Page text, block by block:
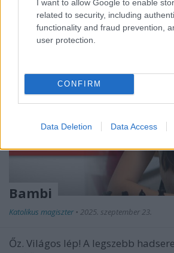
I want to allow Google to enable
related to security, including
functionality and fraud prevention,
user protection.
CONFIRM
Data Deletion Data Access
Bambi
Katolikus magiszter • 2025. szeptember 23.
Őz. Világos lép! A legszebb